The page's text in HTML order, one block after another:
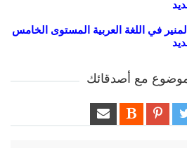
في اللغة العربية المستوى الخامس
مع أصدقائك